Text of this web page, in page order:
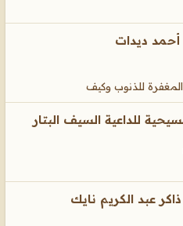
ديدات
للذنوب وكيف
للداعية السيف البتار
عبد الكريم نايك